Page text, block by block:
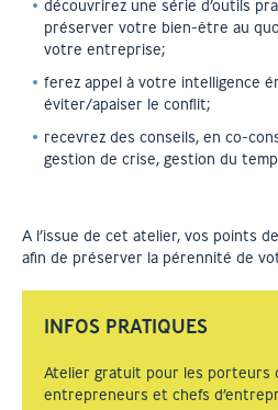
découvrirez une série d’outils
préserver votre bien-être au
votre entreprise;
ferez appel à votre intelligence
éviter/apaiser le conflit;
recevrez des conseils, en co-
gestion de crise, gestion du
A l’issue de cet atelier, vos points
afin de préserver la pérennité de
INFOS PRATIQUES
Atelier gratuit pour les porteurs
entrepreneurs et chefs